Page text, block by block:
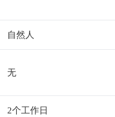
自然人
无
2个工作日